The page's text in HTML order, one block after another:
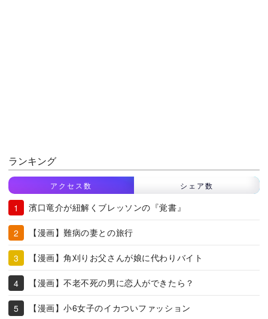
ランキング
アクセス数 シェア数
濱口竜介が紐解くブレッソンの『覚書』
【漫画】難病の妻との旅行
【漫画】角刈りお父さんが娘に代わりバイト
【漫画】不老不死の男に恋人ができたら？
【漫画】小6女子のイカついファッション